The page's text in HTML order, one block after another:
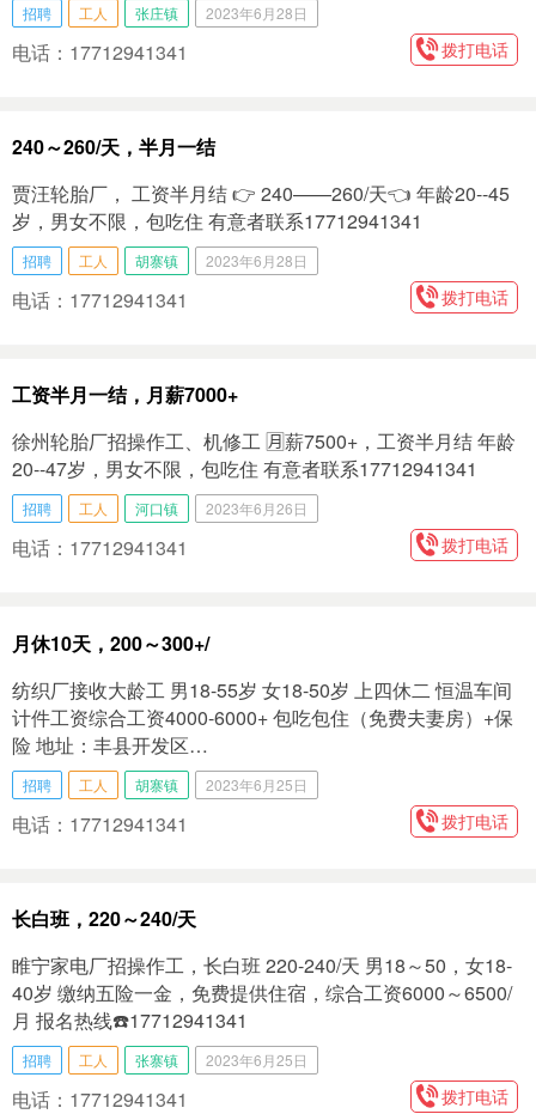
招聘 工人 张庄镇 2023年6月28日
电话：17712941341 拨打电话
240～260/天，半月一结
贾汪轮胎厂， 工资半月结 👉 240——260/天👈 年龄20--45
岁，男女不限，包吃住 有意者联系17712941341
招聘 工人 胡寨镇 2023年6月28日
电话：17712941341 拨打电话
工资半月一结，月薪7000+
徐州轮胎厂招操作工、机修工 🈷️薪7500+，工资半月结 年龄
20--47岁，男女不限，包吃住 有意者联系17712941341
招聘 工人 河口镇 2023年6月26日
电话：17712941341 拨打电话
月休10天，200～300+/
纺织厂接收大龄工 男18-55岁 女18-50岁 上四休二 恒温车间
计件工资 ​综合工资4000-6000+ 包吃包住（免费夫妻房）+保
险 地址：丰县开发区…
招聘 工人 胡寨镇 2023年6月25日
电话：17712941341 拨打电话
长白班，220～240/天
睢宁家电厂招操作工，长白班 220-240/天 男18～50，女18-
40岁 缴纳五险一金，免费提供住宿，综合工资6000～6500/
月 报名热线☎️17712941341
招聘 工人 张寨镇 2023年6月25日
电话：17712941341 拨打电话